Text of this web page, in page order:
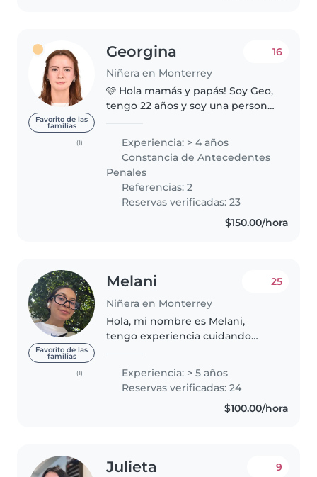
Favorito de las
familias
(1)
Georgina
Niñera en Monterrey
16
🩷 Hola mamás y papás! Soy Geo,
tengo 22 años y soy una persona
Disfruto mucho convivir con
niños y crear un ambiente
donde se sientan seguros,
felices..
Experiencia: > 4 años
Constancia de Antecedentes
Penales
Referencias: 2
Reservas verificadas: 23
$150.00/hora
Favorito de las
familias
(1)
Melani
Niñera en Monterrey
25
Hola, mi nombre es Melani,
tengo experiencia cuidando
enfermería y por experiencias
familiares, también se de
primeros auxilios, me gusta jugar
Experiencia: > 5 años
Reservas verificadas: 24
$100.00/hora
Julieta 9